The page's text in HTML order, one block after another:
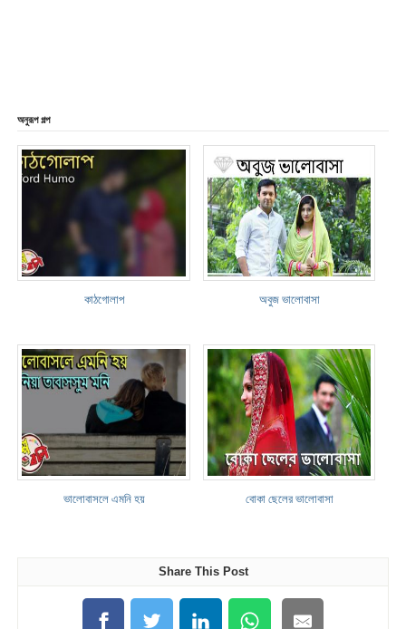
অনুরূপ গল্প
কাঠগোলাপ অবুজ ভালোবাসা
ভালোবাসলে এমনি হয় বোকা ছেলের ভালোবাসা
Share This Post